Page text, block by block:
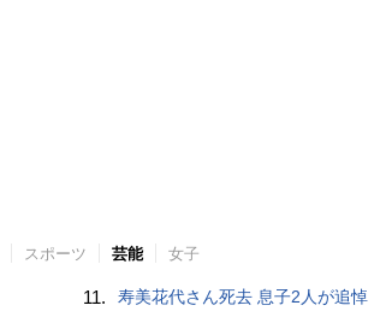
スポーツ 芸能 女子
11. 寿美花代さん死去 息子2人が追悼